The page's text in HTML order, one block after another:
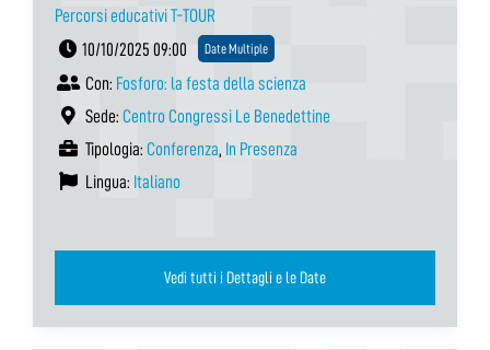
Percorsi educativi T-TOUR
10/10/2025 09:00
Date Multiple
Con: Fosforo: la festa della scienza
Sede: Centro Congressi Le Benedettine
Tipologia: Conferenza, In Presenza
Lingua: Italiano
Vedi tutti i Dettagli e le Date